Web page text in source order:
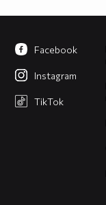
Facebook
Instagram
TikTok